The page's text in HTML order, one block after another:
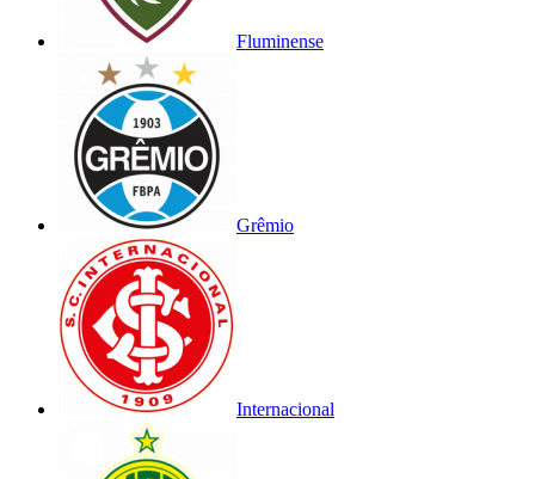
Fluminense
Grêmio
Internacional